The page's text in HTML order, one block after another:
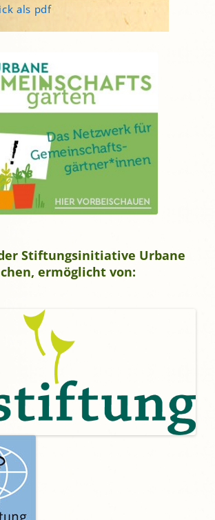
als pdf
Stiftungsinitiative Urbane
ermöglicht von: